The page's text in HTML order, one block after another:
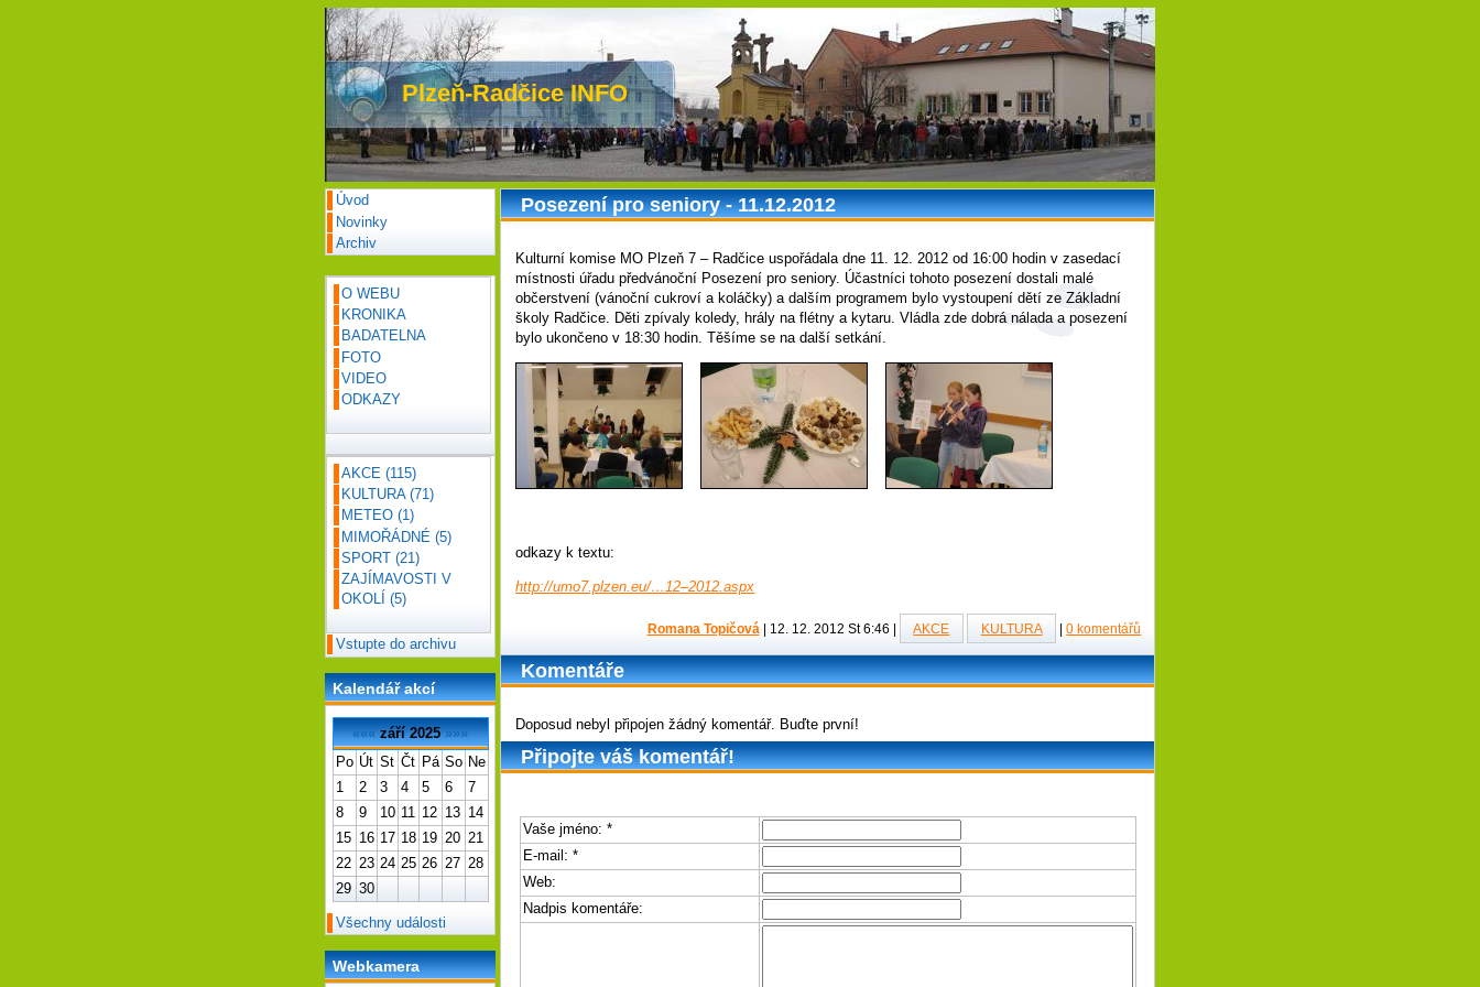
Plzeň-Radčice INFO
Posezení pro seniory - 11.12.2012
Kulturní komise MO Plzeň 7 – Radčice uspořádala dne 11. 12. 2012 od 16:00 hodin v zasedací
místnosti úřadu předvánoční Posezení pro seniory. Účastníci tohoto posezení dostali malé
občerstvení (vánoční cukroví a koláčky) a dalším programem bylo vystoupení dětí ze Základní
školy Radčice. Děti zpívaly koledy, hrály na flétny a kytaru. Vládla zde dobrá nálada a posezení
bylo ukončeno v 18:30 hodin. Těšíme se na další setkání.
odkazy k textu:
http://umo7.plzen.eu/…12–2012.aspx
Romana Topičová | 12. 12. 2012 St 6:46 | AKCE KULTURA |0 komentářů
Komentáře
Doposud nebyl připojen žádný komentář. Buďte první!
Připojte váš komentář!
Vaše jméno: *
E-mail: *
Web:
Nadpis komentáře:
Úvod
Novinky
Archiv
O WEBU
KRONIKA
BADATELNA
FOTO
VIDEO
ODKAZY
AKCE(115)
KULTURA(71)
METEO(1)
MIMOŘÁDNÉ(5)
SPORT(21)
ZAJÍMAVOSTI V
OKOLÍ(5)
Vstupte do archivu
Kalendář akcí
««« září 2025 »»»
Po Út St Čt Pá So Ne
1
2 3 4 5 6
7
8
9 10 11 12 13 14
15 16 17 18 19 20 21
22 23 24 25 26 27 28
29 30
Všechny události
Webkamera